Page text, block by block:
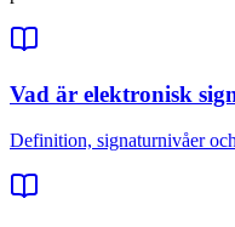
Vad är elektronisk
Definition, signaturnivåer